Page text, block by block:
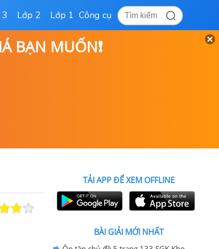
Lớp 2 Lớp 1 Công cụ
BẠN MUỐN❗
TẢI APP ĐỂ XEM OFFLINE
BÀI GIẢI MỚI NHẤT